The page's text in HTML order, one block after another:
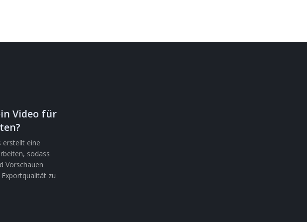
Video für
erstellt eine
sodass
Vorschauen
zu